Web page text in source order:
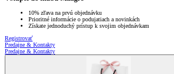
10% zľava na prvú objednávku
Prioritné informácie o podujatiach a novinkách
Získate jednoduchý prístup k svojim objednávkam
Registrovať
Predajne & Kontakty
Predajne & Kontakty